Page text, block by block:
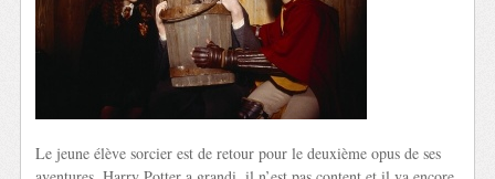
Le jeune élève sorcier est de retour pour le deuxième opus de ses